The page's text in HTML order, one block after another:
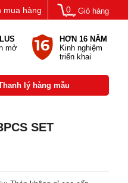
Giỏ hàng
0
mua hàng
mở
HƠN 16 NĂM
Kinh nghiệm
triển khai
lý hàng mẫu
SET